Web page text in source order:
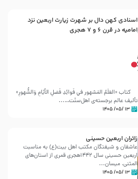
اسنادی کهن دال بر شهرت زیارت اربعین نزد
امامیه در قرن ۶ و ۷ هجری
کتاب «العَلَمُ المَشهور في فَوائِدِ فَضلِ الأيّامِ وَالشُّهورِ»
تألیف عالم برجسته‌ی اهل‌سنّت…...
۱۳ /۰۵/ ۱۴۰۵
زائران اربعین حسینی
عاشقان و شیفتگان مکتب اهل بیت(ع) به مناسبت
اربعین حسینی سال ۱۴۴۲هجری قمری از استان‌های
المثنی، میسان...
۱۳ /۰۵/ ۱۴۰۵